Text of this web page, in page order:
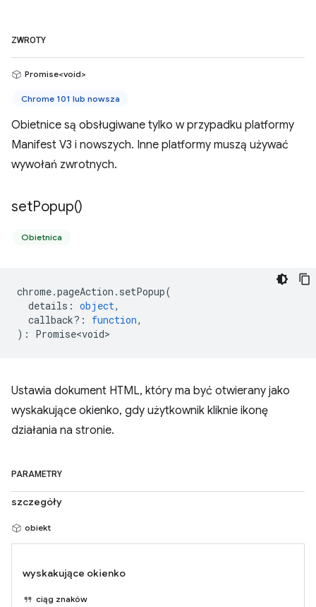
ZWROTY
Promise<void>
Chrome 101 lub nowsza
Obietnice są obsługiwane tylko w przypadku platformy
Manifest V3 i nowszych. Inne platformy muszą używać
wywołań zwrotnych.
setPopup()
Obietnica
chrome.pageAction . setPopup(
details : object,
callback? : function,
) : Promise<void>
Ustawia dokument HTML, który ma być otwierany jako
wyskakujące okienko, gdy użytkownik kliknie ikonę
działania na stronie.
PARAMETRY
szczegóły
obiekt
wyskakujące okienko
ciąg znaków